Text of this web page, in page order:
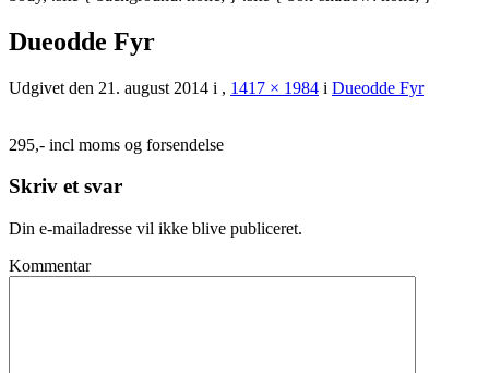
Dueodde Fyr
Udgivet den 21. august 2014 i , 1417 × 1984 i Dueodde Fyr
295,- incl moms og forsendelse
Skriv et svar
Din e-mailadresse vil ikke blive publiceret.
Kommentar